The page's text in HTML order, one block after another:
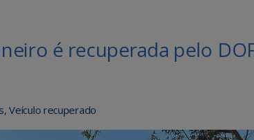
é recuperada pelo
,Veículo recuperado